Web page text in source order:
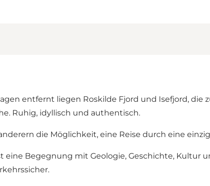
entfernt liegen Roskilde Fjord und Isefjord, die
Ruhig, idyllisch und authentisch.
die Möglichkeit, eine Reise durch eine
eine Begegnung mit Geologie, Geschichte, Kultur